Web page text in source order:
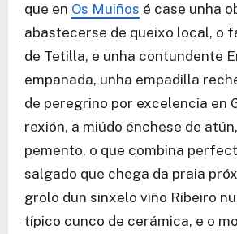
que en Os Muiños é case unha
abastecerse de queixo local, o
de Tetilla, e unha contundente
empanada, unha empadilla
de peregrino por excelencia en
rexión, a miúdo énchese de
pemento, o que combina
salgado que chega da praia
grolo dun sinxelo viño Ribeiro
típico cunco de cerámica, e o